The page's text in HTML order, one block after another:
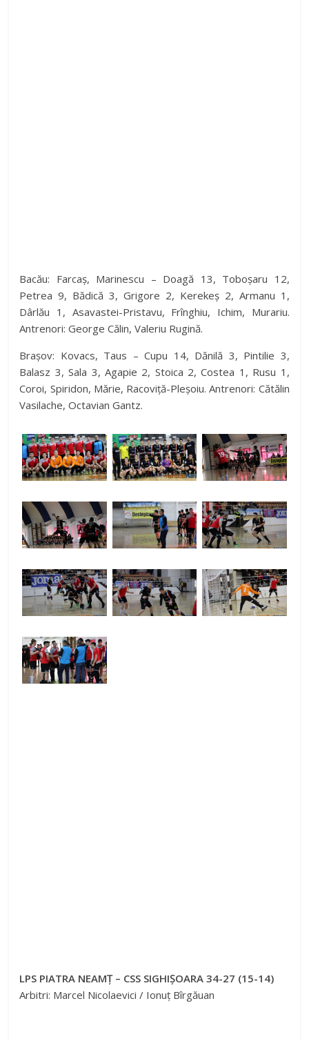
Bacău: Farcaș, Marinescu – Doagă 13, Toboșaru 12,
Petrea 9, Bădică 3, Grigore 2, Kerekeș 2, Armanu 1,
Dârlău 1, Asavastei-Pristavu, Frînghiu, Ichim, Murariu.
Antrenori: George Călin, Valeriu Rugină.
Brașov: Kovacs, Taus – Cupu 14, Dănilă 3, Pintilie 3,
Balasz 3, Sala 3, Agapie 2, Stoica 2, Costea 1, Rusu 1,
Coroi, Spiridon, Mărie, Racoviță-Pleșoiu. Antrenori: Cătălin
Vasilache, Octavian Gantz.
LPS PIATRA NEAMȚ – CSS SIGHIȘOARA 34-27 (15-14)
Arbitri: Marcel Nicolaevici / Ionuț Bîrgăuan